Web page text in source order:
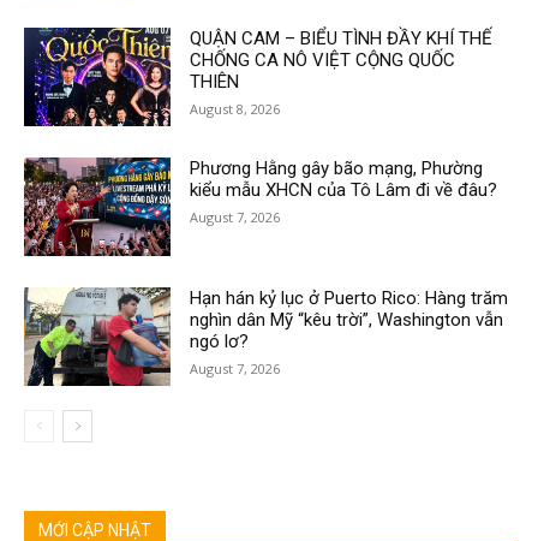
QUẬN CAM – BIỂU TÌNH ĐẦY KHÍ THẾ
CHỐNG CA NÔ VIỆT CỘNG QUỐC
THIÊN
August 8, 2026
Phương Hằng gây bão mạng, Phường
kiểu mẫu XHCN của Tô Lâm đi về đâu?
August 7, 2026
Hạn hán kỷ lục ở Puerto Rico: Hàng trăm
nghìn dân Mỹ “kêu trời”, Washington vẫn
ngó lơ?
August 7, 2026
MỚI CẬP NHẬT